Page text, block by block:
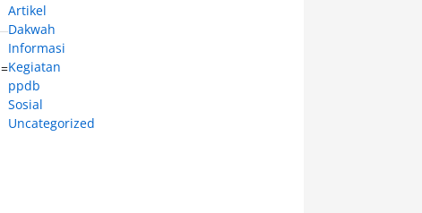
=
Artikel
Dakwah
Informasi
Kegiatan
ppdb
Sosial
Uncategorized